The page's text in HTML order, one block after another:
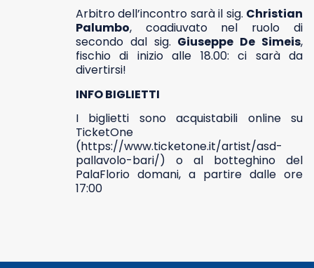
Arbitro dell’incontro sarà il sig. Christian
Palumbo, coadiuvato nel ruolo di
secondo dal sig. Giuseppe De Simeis,
fischio di inizio alle 18.00: ci sarà da
divertirsi!
INFO BIGLIETTI
I biglietti sono acquistabili online su
TicketOne
(https://www.ticketone.it/artist/asd-
pallavolo-bari/) o al botteghino del
PalaFlorio domani, a partire dalle ore
17:00